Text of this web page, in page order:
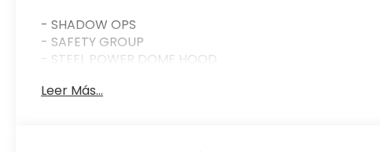
- SHADOW OPS
- SAFETY GROUP
- STEEL POWER DOME HOOD
Leer Más...